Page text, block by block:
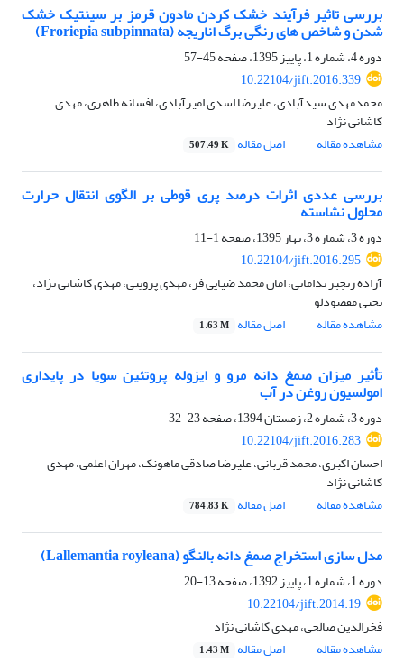
بررسی تاثیر فرآیند خشک کردن مادون قرمز بر سینتیک خشک
شدن و شاخص های رنگی برگ اناریجه (Froriepia subpinnata)
دوره 4، شماره 1، پاییز 1395، صفحه
45-57
10.22104/jift.2016.339
محمدمهدی سیدآبادی، علیرضا اسدی امیرآبادی، افسانه طاهری، مهدی
کاشانی نژاد
مشاهده مقاله
اصل مقاله 507.49 K
بررسی عددی اثرات درصد پری قوطی بر الگوی انتقال حرارت
محلول نشاسته
دوره 3، شماره 3، بهار 1395، صفحه
1-11
10.22104/jift.2016.295
آزاده رنجبر ندامانی، امان محمد ضیایی فر، مهدی پروینی، مهدی کاشانی نژاد،
یحیی مقصودلو
مشاهده مقاله
اصل مقاله 1.63 M
تأثیر میزان صمغ دانه مرو و ایزوله پروتئین سویا در پایداری
امولسیون روغن در آب
دوره 3، شماره 2، زمستان 1394، صفحه
23-32
10.22104/jift.2016.283
احسان اکبری، محمد قربانی، علیرضا صادقی ماهونک، مهران اعلمی، مهدی
کاشانی نژاد
مشاهده مقاله
اصل مقاله 784.83 K
مدل سازی استخراج صمغ دانه بالنگو (Lallemantia royleana)
دوره 1، شماره 1، پاییز 1392، صفحه
13-20
10.22104/jift.2014.19
فخرالدین صالحی، مهدی کاشانی نژاد
مشاهده مقاله
اصل مقاله 1.43 M